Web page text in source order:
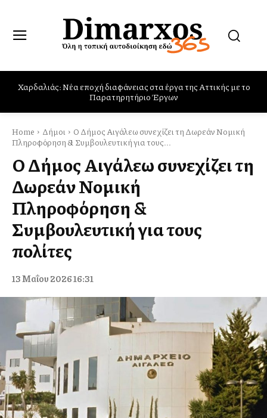
Παρών στις φωτιές στο Πόρτο Γερμενό, Ψάθα και Βίλια ο Δήμος
Φυλής
Home Δήμοι
Ο Δήμος Αιγάλεω συνεχίζει τη Δωρεάν Νομική
Πληροφόρηση & Συμβουλευτική για τους...
Ο Δήμος Αιγάλεω συνεχίζει τη
Δωρεάν Νομική
Πληροφόρηση &
Συμβουλευτική για τους
πολίτες
13 Μαΐου 2026 16:31